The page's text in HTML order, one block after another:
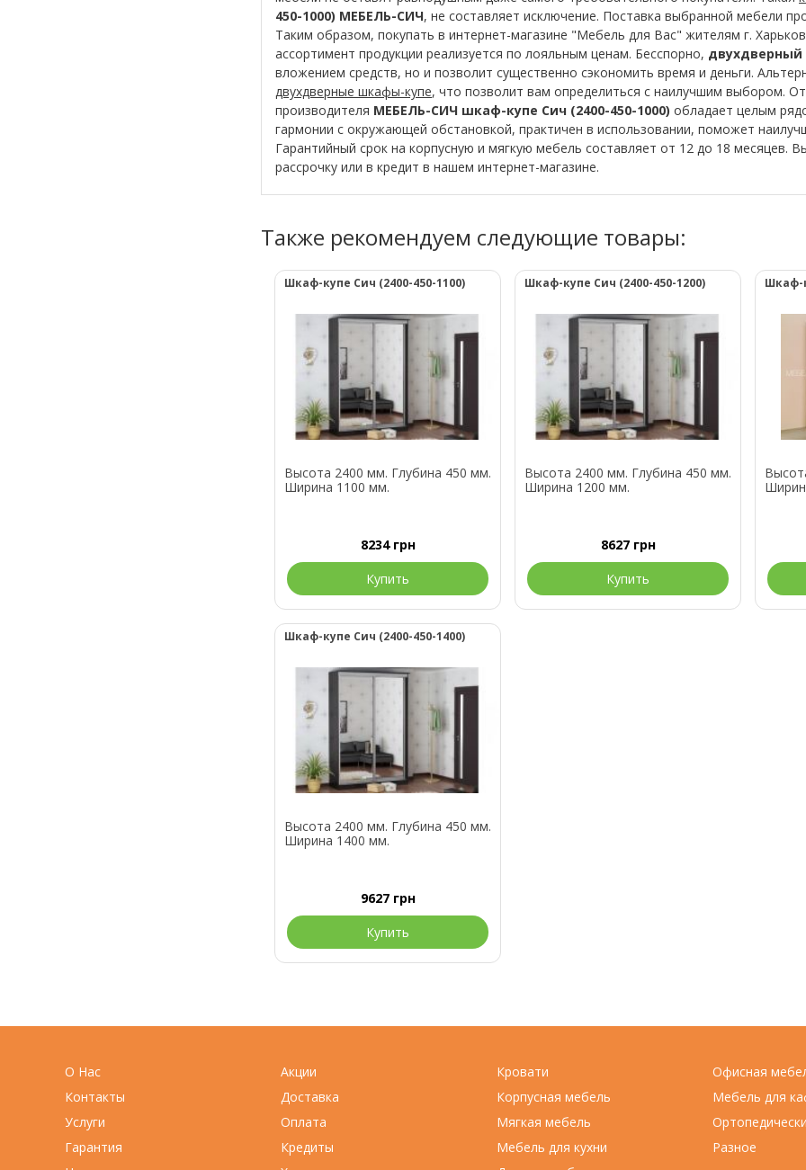
450-1000) МЕБЕЛЬ-СИЧ, не составляет исключение. Поставка выбранной мебели
Таким образом, покупать в интернет-магазине "Мебель для Вас" жителям г.
ассортимент продукции реализуется по лояльным ценам. Бесспорно, двухдверный
вложением средств, но и позволит существенно сэкономить время и деньги.
двухдверные шкафы-купе, что позволит вам определиться с наилучшим выбором.
производителя МЕБЕЛЬ-СИЧ шкаф-купе Сич (2400-450-1000) обладает целым
гармонии с окружающей обстановкой, практичен в использовании, поможет
Гарантийный срок на корпусную и мягкую мебель составляет от 12 до 18
рассрочку или в кредит в нашем интернет-магазине.
Также рекомендуем следующие товары:
Шкаф-купе Сич (2400-450-1100)
Высота 2400 мм. Глубина 450 мм.
Ширина 1100 мм.
8234 грн
Купить
Шкаф-купе Сич (2400-450-1200)
Высота 2400 мм. Глубина 450 мм.
Ширина 1200 мм.
8627 грн
Купить
Шкаф-
Шкаф-купе Сич (2400-450-1400)
Высота 2400 мм. Глубина 450 мм.
Ширина 1400 мм.
9627 грн
Купить
О Нас
Контакты
Услуги
Гарантия
Акции
Доставка
Оплата
Кредиты
Кровати
Корпусная мебель
Мягкая мебель
Мебель для кухни
Офисная
Мебель для
Разное